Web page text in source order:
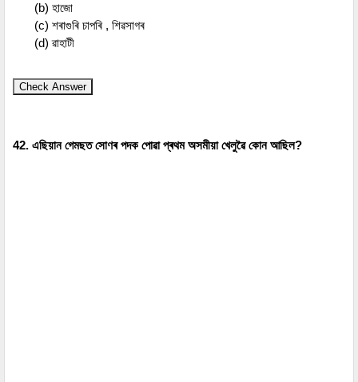
(b) হাজো
(c) শৰাগুৰি চাপৰি , শিৱসাগৰ
(d) ৱাহাটী
Check Answer
42. এছিয়ান গেমছত সোণৰ পদক পোৱা প্ৰথম অসমীয়া খেলুৱৈ কোন আছিল?